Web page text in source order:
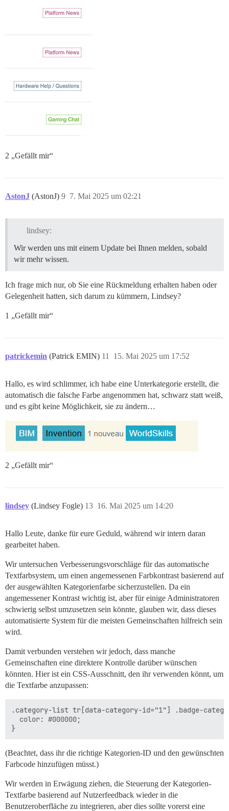
2 „Gefällt mir“
AstonJ (AstonJ) 7. Mai 2025 um 02:21
9
lindsey:
Wir werden uns mit einem Update bei Ihnen melden, sobald
wir mehr wissen.
Ich frage mich nur, ob Sie eine Rückmeldung erhalten haben oder
Gelegenheit hatten, sich darum zu kümmern, Lindsey?
1 „Gefällt mir“
patrickemin (Patrick EMIN) 15. Mai 2025 um 17:52
11
Hallo, es wird schlimmer, ich habe eine Unterkategorie erstellt, die
automatisch die falsche Farbe angenommen hat, schwarz statt weiß,
und es gibt keine Möglichkeit, sie zu ändern…
2 „Gefällt mir“
lindsey (Lindsey Fogle) 16. Mai 2025 um 14:20
13
Hallo Leute, danke für eure Geduld, während wir intern daran
gearbeitet haben.
Wir untersuchen Verbesserungsvorschläge für das automatische
Textfarbsystem, um einen angemessenen Farbkontrast basierend auf
der ausgewählten Kategorienfarbe sicherzustellen. Da ein
angemessener Kontrast wichtig ist, aber für einige Administratoren
schwierig selbst umzusetzen sein könnte, glauben wir, dass dieses
automatisierte System für die meisten Gemeinschaften hilfreich sein
wird.
Damit verbunden verstehen wir jedoch, dass manche
Gemeinschaften eine direktere Kontrolle darüber wünschen
könnten. Hier ist ein CSS-Ausschnitt, den ihr verwenden könnt, um
die Textfarbe anzupassen:
.category-list tr[data-category-id="1"] .badge-
  color: #000000;
(Beachtet, dass ihr die richtige Kategorien-ID und den gewünschten
Farbcode hinzufügen müsst.)
Wir werden in Erwägung ziehen, die Steuerung der Kategorien-
Textfarbe basierend auf Nutzerfeedback wieder in die
Benutzeroberfläche zu integrieren, aber dies sollte vorerst eine